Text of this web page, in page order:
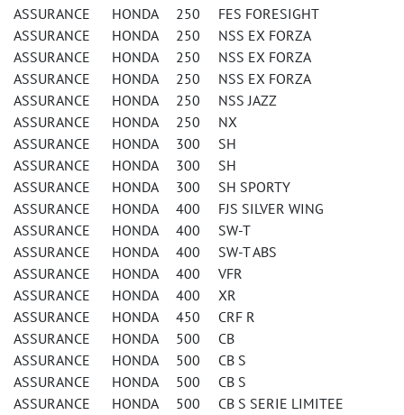
ASSURANCE HONDA 250 FES FORESIGHT
ASSURANCE HONDA 250 NSS EX FORZA
ASSURANCE HONDA 250 NSS EX FORZA
ASSURANCE HONDA 250 NSS EX FORZA
ASSURANCE HONDA 250 NSS JAZZ
ASSURANCE HONDA 250 NX
ASSURANCE HONDA 300 SH
ASSURANCE HONDA 300 SH
ASSURANCE HONDA 300 SH SPORTY
ASSURANCE HONDA 400 FJS SILVER WING
ASSURANCE HONDA 400 SW-T
ASSURANCE HONDA 400 SW-T ABS
ASSURANCE HONDA 400 VFR
ASSURANCE HONDA 400 XR
ASSURANCE HONDA 450 CRF R
ASSURANCE HONDA 500 CB
ASSURANCE HONDA 500 CB S
ASSURANCE HONDA 500 CB S
ASSURANCE HONDA 500 CB S SERIE LIMITEE